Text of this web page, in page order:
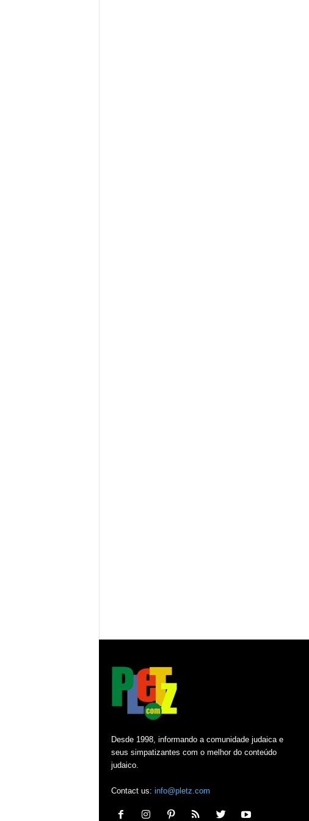
Desde 1998, informando a comunidade judaica e
seus simpatizantes com o melhor do conteúdo
judaico.
Contact us: info@pletz.com